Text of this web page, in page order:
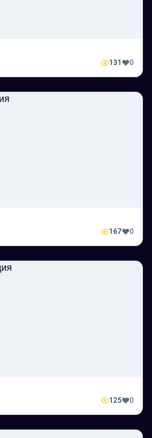
131 0
167 0
125 0